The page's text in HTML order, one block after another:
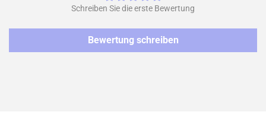
Schreiben Sie die erste Bewertung
Bewertung schreiben